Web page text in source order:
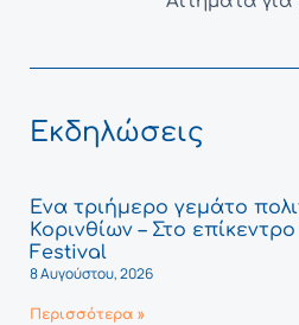
Εκδηλώσεις
Ένα τριήμερο γεμάτο
Κορινθίων – Στο
Festival
8 Αυγούστου, 2026
Περισσότερα »